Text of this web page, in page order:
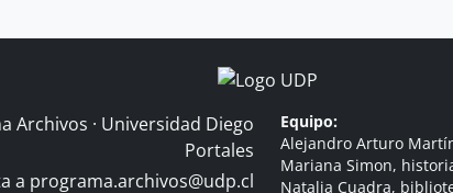
Archivos · Universidad Diego
Portales
a programa.archivos@udp.cl
Equipo:
Alejandro Arturo
Mariana Simon,
Natalia Cuadra,